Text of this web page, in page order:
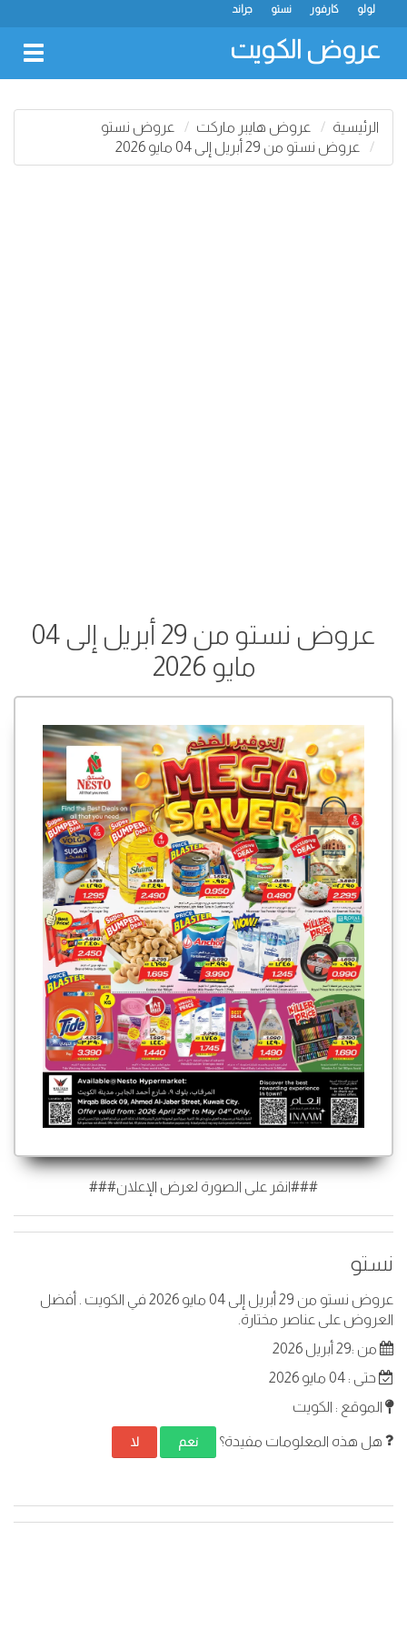
جراند نستو كارفور لولو
عروض الكويت
الرئيسية عروض هايبر ماركت
عروض نستو
عروض نستو من 29 أبريل إلى 04 مايو 2026
عروض نستو من 29 أبريل إلى 04
مايو 2026
###انقر على الصورة لعرض الإعلان###
نستو
عروض نستو من 29 أبريل إلى 04 مايو 2026 في الكويت . أفضل
العروض على عناصر مختارة.
من :29 أبريل 2026
حتى : 04 مايو 2026
الموقع : الكويت
هل هذه المعلومات مفيدة؟ نعم لا